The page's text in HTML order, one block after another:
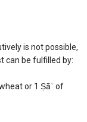
is not possible,
can be fulfilled by:
or 1 Ṣāʿ of